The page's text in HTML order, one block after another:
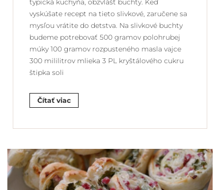
typická kuchyňa, obzvlášť buchty. Keď
vyskúšate recept na tieto slivkové, zaručene sa
mysľou vrátite do detstva. Na slivkové buchty
budeme potrebovať 500 gramov polohrubej
múky 100 gramov rozpusteného masla vajce
300 mililitrov mlieka 3 PL kryštálového cukru
štipka soli
Čítať viac